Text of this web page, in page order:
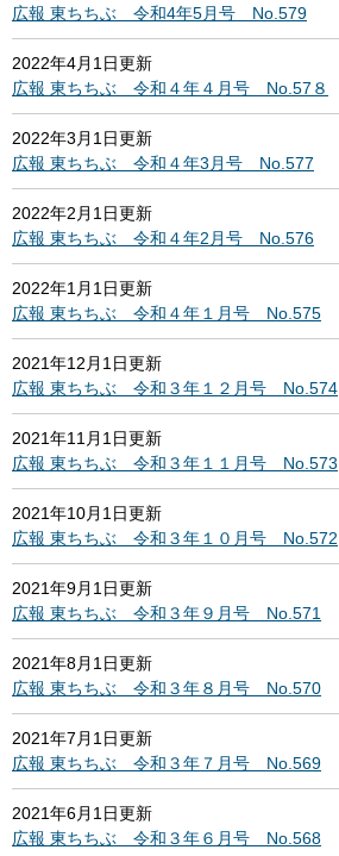
広報 東ちちぶ 令和4年5月号 No.579
2022年4月1日更新
広報 東ちちぶ 令和４年４月号 No.57８
2022年3月1日更新
広報 東ちちぶ 令和４年3月号 No.577
2022年2月1日更新
広報 東ちちぶ 令和４年2月号 No.576
2022年1月1日更新
広報 東ちちぶ 令和４年１月号 No.575
2021年12月1日更新
広報 東ちちぶ 令和３年１２月号 No.574
2021年11月1日更新
広報 東ちちぶ 令和３年１１月号 No.573
2021年10月1日更新
広報 東ちちぶ 令和３年１０月号 No.572
2021年9月1日更新
広報 東ちちぶ 令和３年９月号 No.571
2021年8月1日更新
広報 東ちちぶ 令和３年８月号 No.570
2021年7月1日更新
広報 東ちちぶ 令和３年７月号 No.569
2021年6月1日更新
広報 東ちちぶ 令和３年６月号 No.568